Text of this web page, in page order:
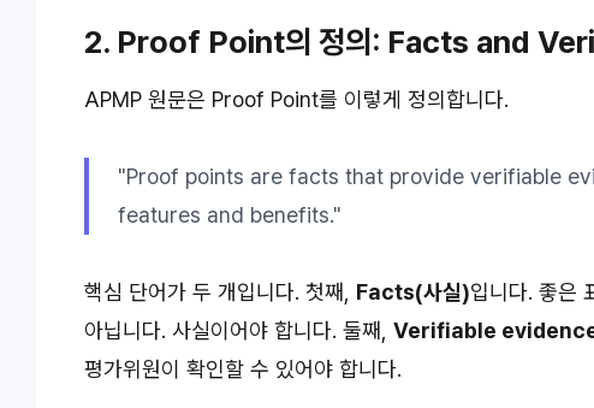
2. Proof Point의 정의: Facts and
APMP 원문은 Proof Point를 이렇게 정의합니다.
"Proof points are facts that provide verifiable
features and benefits."
핵심 단어가 두 개입니다. 첫째, Facts(사실)입니다. 좋은
아닙니다. 사실이어야 합니다. 둘째, Verifiable evidence(
평가위원이 확인할 수 있어야 합니다.